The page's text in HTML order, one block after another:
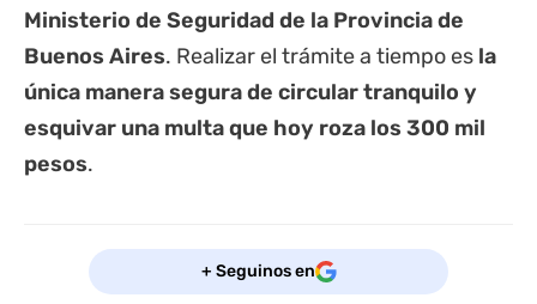
Ministerio de Seguridad de la Provincia de
Buenos Aires. Realizar el trámite a tiempo es la
única manera segura de circular tranquilo y
esquivar una multa que hoy roza los 300 mil
pesos.
+ Seguinos en